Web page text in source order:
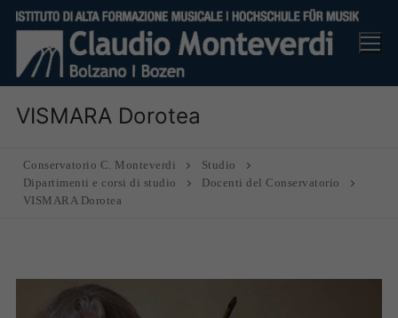
Vai
contenuto
VISMARA Dorotea
Conservatorio C. Monteverdi
Studio
Dipartimenti e corsi di studio
Docenti del Conservatorio
VISMARA Dorotea